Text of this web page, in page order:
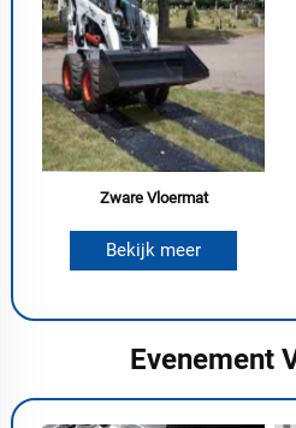
Zware Vloermat
Bekijk meer
Evenement